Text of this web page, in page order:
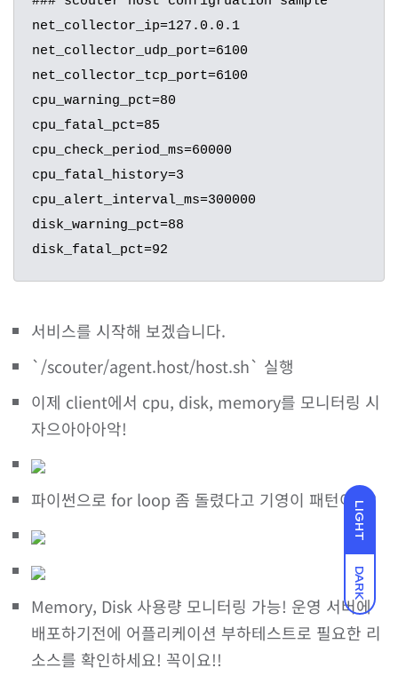
LIGHT
DARK
net_collector_ip=127.0.0.1
net_collector_udp_port=6100
net_collector_tcp_port=6100
cpu_warning_pct=80
cpu_fatal_pct=85
cpu_check_period_ms=60000
cpu_fatal_history=3
cpu_alert_interval_ms=300000
disk_warning_pct=88
disk_fatal_pct=92
서비스를 시작해 보겠습니다.
`/scouter/agent.host/host.sh` 실행
이제 client에서 cpu, disk, memory를 모니터링 시
자으아아아악!
파이썬으로 for loop 좀 돌렸다고 기영이 패턴이..!?
Memory, Disk 사용량 모니터링 가능! 운영 서버에
배포하기전에 어플리케이션 부하테스트로 필요한 리
소스를 확인하세요! 꼭이요!!